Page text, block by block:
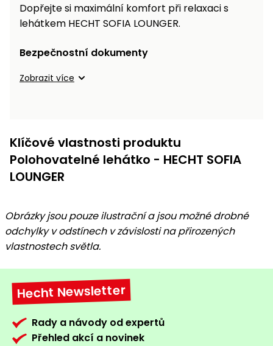
Dopřejte si maximální komfort při relaxaci s
lehátkem HECHT SOFIA LOUNGER.
Bezpečnostní dokumenty
Zobrazit více
Klíčové vlastnosti produktu
Polohovatelné lehátko - HECHT SOFIA
LOUNGER
Obrázky jsou pouze ilustrační a jsou možné drobné
odchylky v odstínech v závislosti na přirozených
vlastnostech světla.
Hecht Newsletter
Rady a návody od expertů
Přehled akcí a novinek